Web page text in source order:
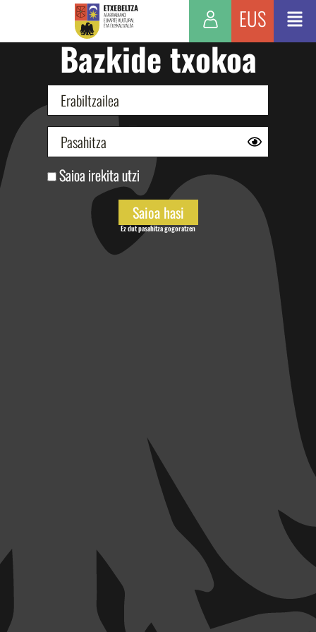
EUS
Bazkide txokoa
Saioa irekita utzi
Ez dut pasahitza gogoratzen